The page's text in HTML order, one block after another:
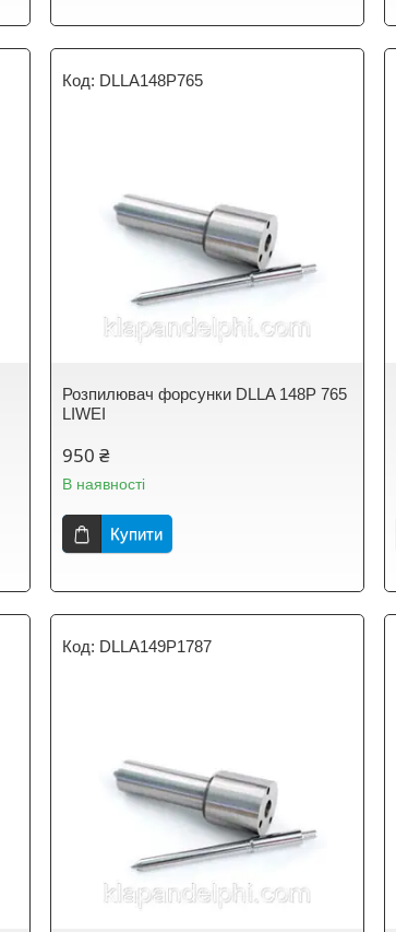
DLLA148P765
Розпилювач форсунки DLLA 148P 765
LIWEI
950 ₴
В наявності
Купити
DLLA149P1787